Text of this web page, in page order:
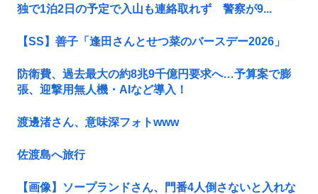
独で1泊2日の予定で入山も連絡取れず 警察が9...
【SS】善子「逢田さんとせつ菜のバースデー2026」
防衛費、過去最大の約8兆9千億円要求へ…予算案で膨
張、迎撃用無人機・AIなど導入！
渡邊渚さん、意味深フォトwww
佐渡島へ旅行
【画像】ソープランドさん、門番4人倒さないと入れな